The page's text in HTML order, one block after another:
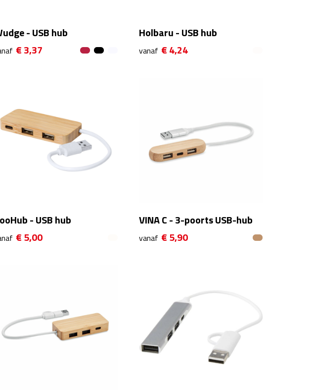
- USB hub
€ 3,37
Holbaru - USB hub
vanaf € 4,24
- USB hub
€ 5,00
VINA C - 3-poorts USB-hub
vanaf € 5,90